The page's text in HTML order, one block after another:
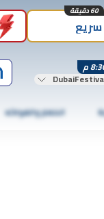
سريع
60 دقيقة
الخضار والفواكه